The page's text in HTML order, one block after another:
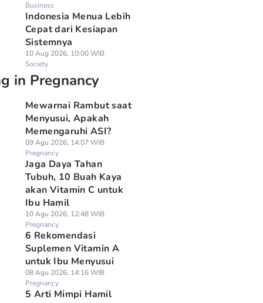
Business
Indonesia Menua Lebih
Cepat dari Kesiapan
Sistemnya
10 Aug 2026, 10:00 WIB
Society
in Pregnancy
Mewarnai Rambut saat
Menyusui, Apakah
Memengaruhi ASI?
09 Agu 2026, 14:07 WIB
Pregnancy
Jaga Daya Tahan
Tubuh, 10 Buah Kaya
akan Vitamin C untuk
Ibu Hamil
10 Agu 2026, 12:48 WIB
Pregnancy
6 Rekomendasi
Suplemen Vitamin A
untuk Ibu Menyusui
08 Agu 2026, 14:16 WIB
Pregnancy
5 Arti Mimpi Hamil